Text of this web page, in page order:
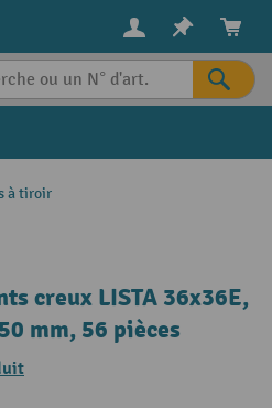
à tiroir
creux LISTA 36x36E,
mm, 56 pièces